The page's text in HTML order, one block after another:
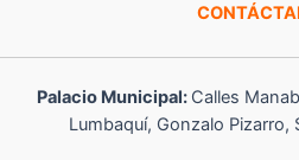
Palacio Municipal: Calles
Lumbaquí, Gonzalo Pizarro,